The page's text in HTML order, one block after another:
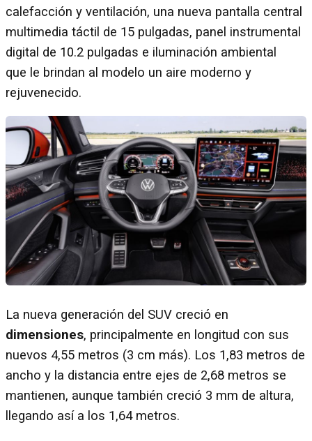
calefacción y ventilación, una nueva pantalla central
multimedia táctil de 15 pulgadas, panel instrumental
digital de 10.2 pulgadas e iluminación ambiental
que le brindan al modelo un aire moderno y
rejuvenecido.
La nueva generación del SUV creció en
dimensiones, principalmente en longitud con sus
nuevos 4,55 metros (3 cm más). Los 1,83 metros de
ancho y la distancia entre ejes de 2,68 metros se
mantienen, aunque también creció 3 mm de altura,
llegando así a los 1,64 metros.